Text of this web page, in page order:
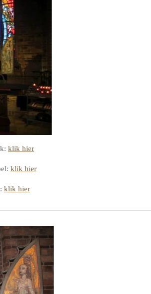
klik hier
klik hier
klik hier